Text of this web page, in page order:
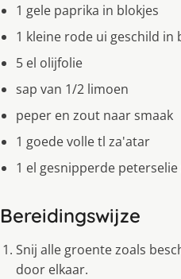
1 gele paprika in blokjes
1 kleine rode ui geschild in
5 el olijfolie
sap van 1/2 limoen
peper en zout naar smaak
1 goede volle tl za'atar
1 el gesnipperde peterselie
Bereidingswijze
Snij alle groente zoals
door elkaar.